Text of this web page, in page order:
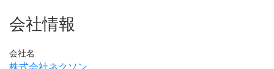
会社情報
会社名
株式会社ネクソン